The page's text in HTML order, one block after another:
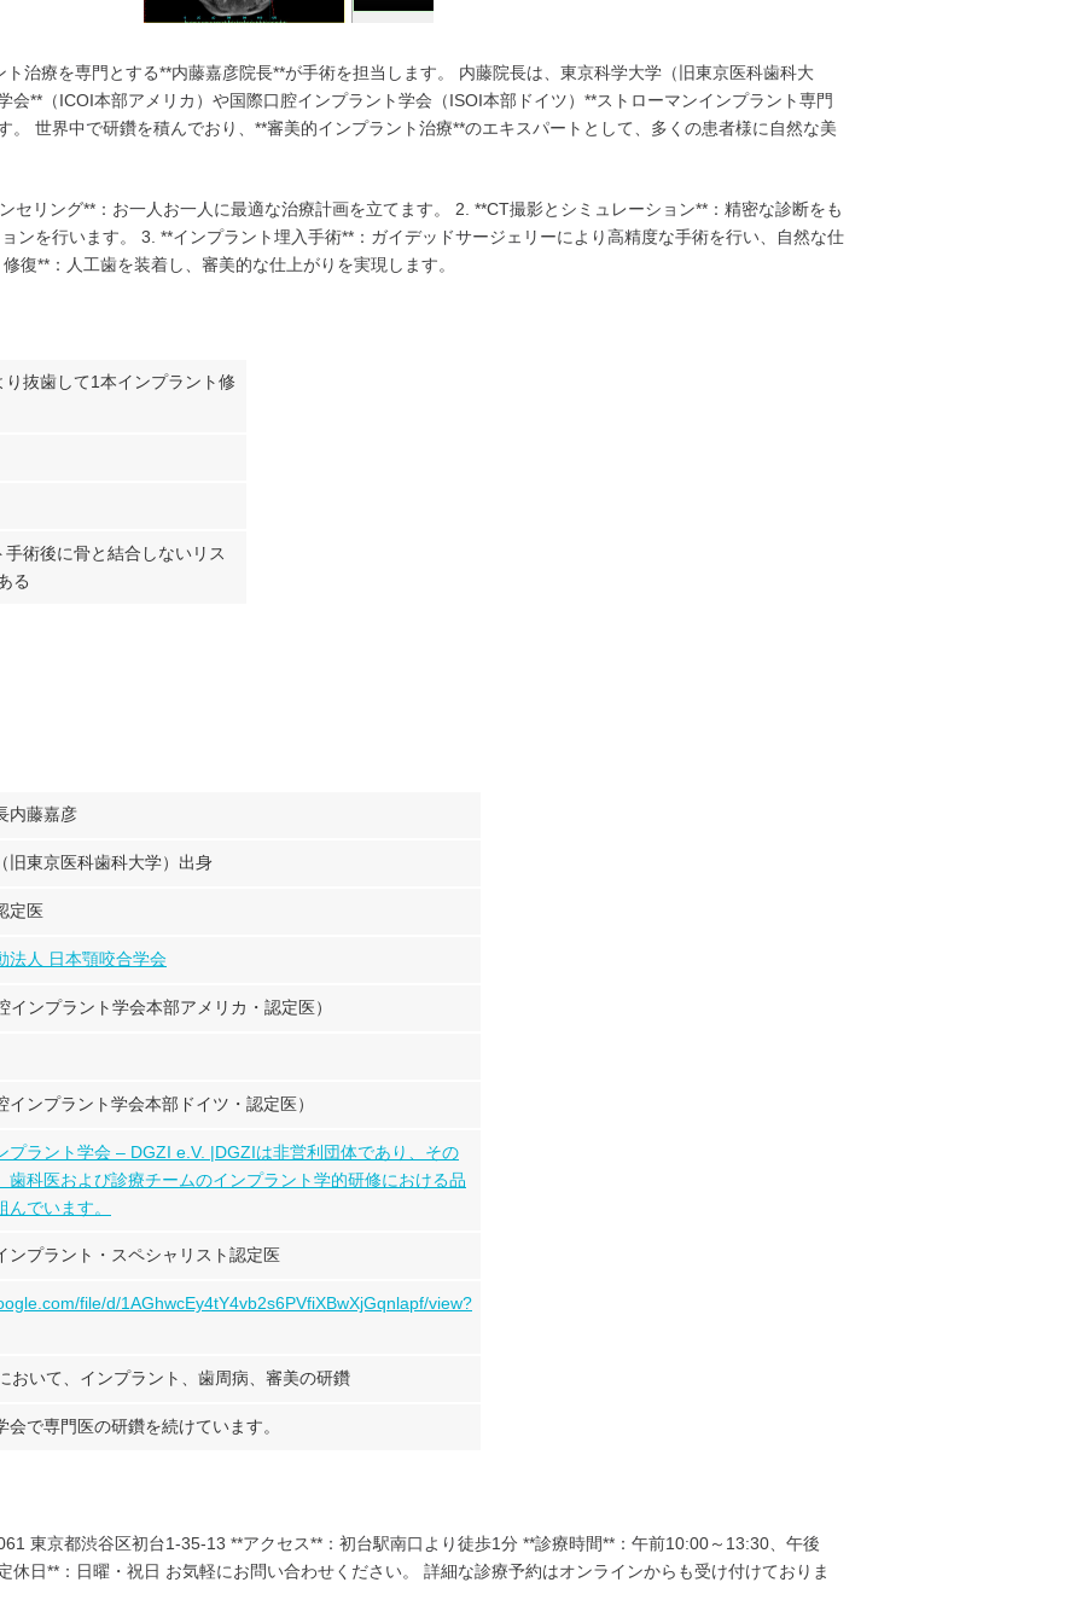
治療を専門とする**内藤嘉彦院長**が手術を担当します。 内藤院長は、東京科学大学（旧東京医科歯科大
会**（ICOI本部アメリカ）や国際口腔インプラント学会（ISOI本部ドイツ）**ストローマンインプラント専門
。 世界中で研鑽を積んでおり、**審美的インプラント治療**のエキスパートとして、多くの患者様に自然な美
セリング**：お一人お一人に最適な治療計画を立てます。 2. **CT撮影とシミュレーション**：精密な診断をも
ンを行います。 3. **インプラント埋入手術**：ガイデッドサージェリーにより高精度な手術を行い、自然な仕
復**：人工歯を装着し、審美的な仕上がりを実現します。
り抜歯して1本インプラント修
手術後に骨と結合しないリス
る
内藤嘉彦
旧東京医科歯科大学）出身
定医
法人 日本顎咬合学会
インプラント学会本部アメリカ・認定医）
インプラント学会本部ドイツ・認定医）
プラント学会 – DGZI e.V. |DGZIは非営利団体であり、その
歯科医および診療チームのインプラント学的研修における品
でいます。
ンプラント・スペシャリスト認定医
file/d/1AGhwcEy4tY4vb2s6PVfiXBwXjGqnlapf/view?
おいて、インプラント、歯周病、審美の研鑽
会で専門医の研鑽を続けています。
東京都渋谷区初台1-35-13 **アクセス**：初台駅南口より徒歩1分 **診療時間**：午前10:00～13:30、午後
日**：日曜・祝日 お気軽にお問い合わせください。 詳細な診療予約はオンラインからも受け付けておりま